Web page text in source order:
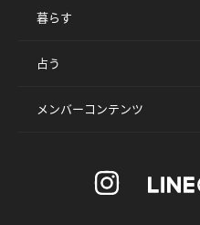
暮らす
占う
メンバーコンテンツ